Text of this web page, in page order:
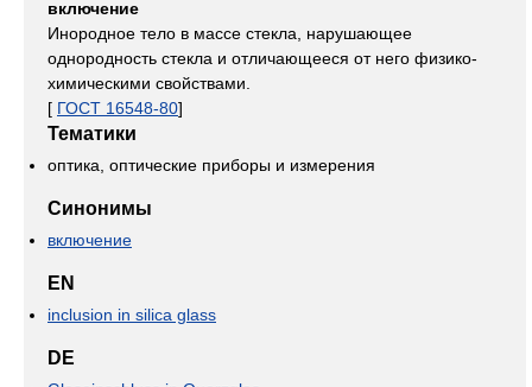
включение
Инородное тело в массе стекла, нарушающее
однородность стекла и отличающееся от него физико-
химическими свойствами.
[ ГОСТ 16548-80]
Тематики
оптика, оптические приборы и измерения
Синонимы
включение
EN
inclusion in silica glass
DE